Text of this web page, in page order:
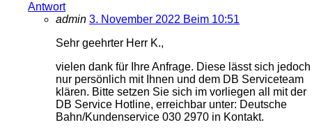
Antwort
admin 3. November 2022 Beim 10:51
Sehr geehrter Herr K.,
vielen dank für Ihre Anfrage. Diese lässt sich jedoch
nur persönlich mit Ihnen und dem DB Serviceteam
klären. Bitte setzen Sie sich im vorliegen all mit der
DB Service Hotline, erreichbar unter: Deutsche
Bahn/Kundenservice 030 2970 in Kontakt.